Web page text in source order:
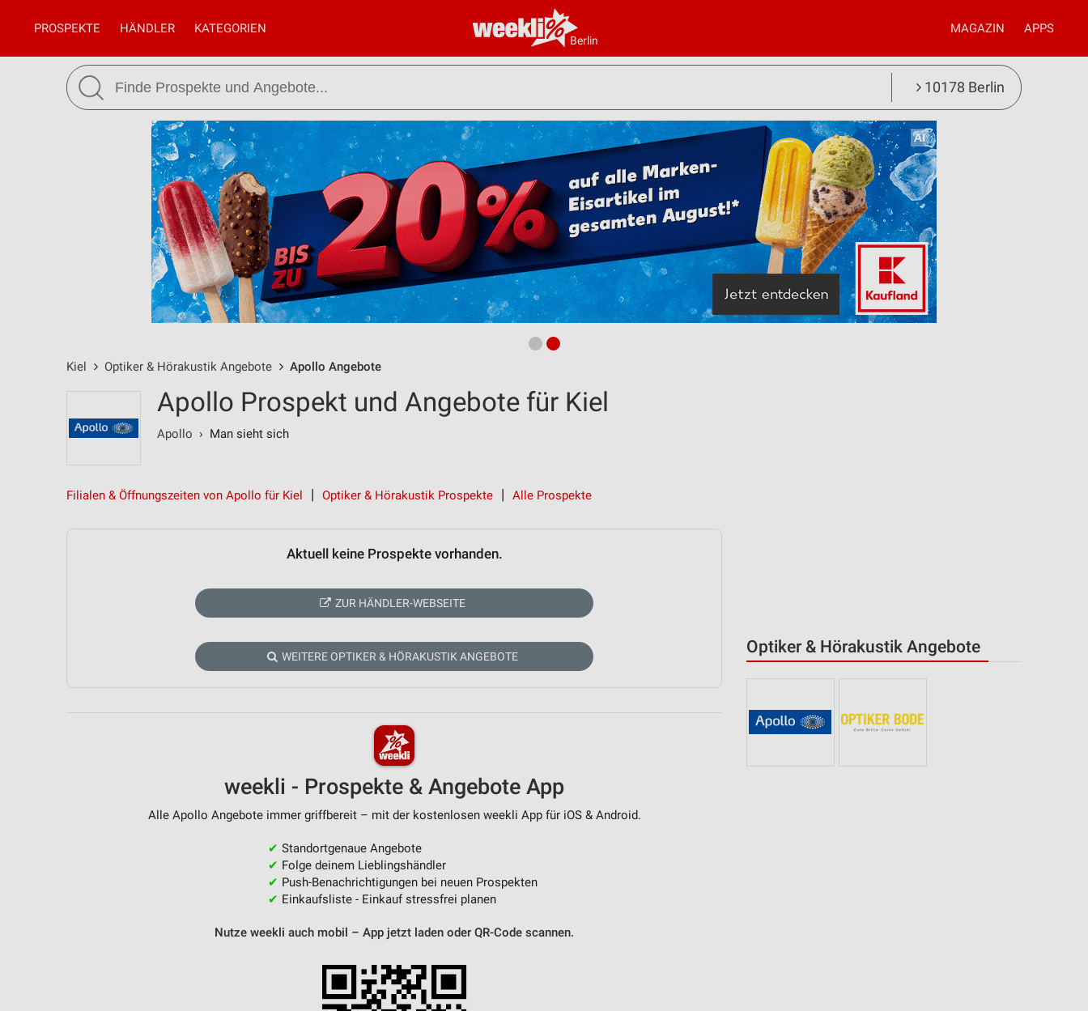
Berlin
PROSPEKTE HÄNDLER KATEGORIEN MAGAZIN APPS
10178 Berlin
Kiel Optiker & Hörakustik Angebote Apollo Angebote
Optiker & Hörakustik Angebote
Apollo Prospekt und Angebote für Kiel
Apollo › Man sieht sich
Filialen & Öffnungszeiten von Apollo für Kiel Optiker & Hörakustik Prospekte Alle Prospekte
Aktuell keine Prospekte vorhanden.
ZUR HÄNDLER-WEBSEITE
WEITERE OPTIKER & HÖRAKUSTIK ANGEBOTE
weekli - Prospekte & Angebote App
Alle Apollo Angebote immer griffbereit – mit der kostenlosen weekli App für iOS & Android.
✔ Standortgenaue Angebote
✔ Folge deinem Lieblingshändler
✔ Push-Benachrichtigungen bei neuen Prospekten
✔ Einkaufsliste - Einkauf stressfrei planen
Nutze weekli auch mobil – App jetzt laden oder QR-Code scannen.